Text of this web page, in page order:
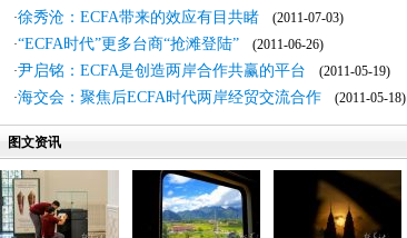
·徐秀沧：ECFA带来的效应有目共睹 (2011-07-03)
·“ECFA时代”更多台商“抢滩登陆” (2011-06-26)
·尹启铭：ECFA是创造两岸合作共赢的平台 (2011-05-19)
·海交会：聚焦后ECFA时代两岸经贸交流合作 (2011-05-18)
图文资讯